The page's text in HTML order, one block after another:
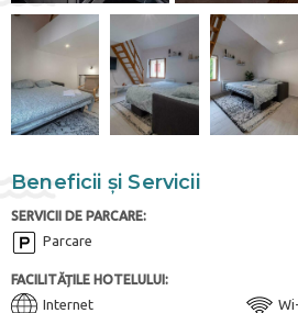
Beneficii și Servicii
SERVICII DE PARCARE:
Parcare
FACILITĂȚILE HOTELULUI:
Internet